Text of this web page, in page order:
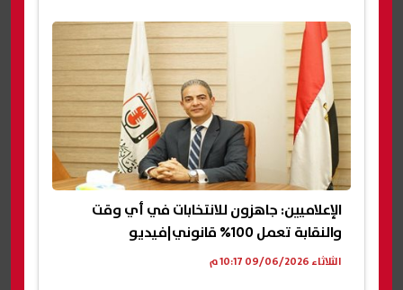
الإعلاميين: جاهزون للانتخابات في أي وقت
والنقابة تعمل 100% قانوني|فيديو
الثلاثاء 09/06/2026 10:17 م